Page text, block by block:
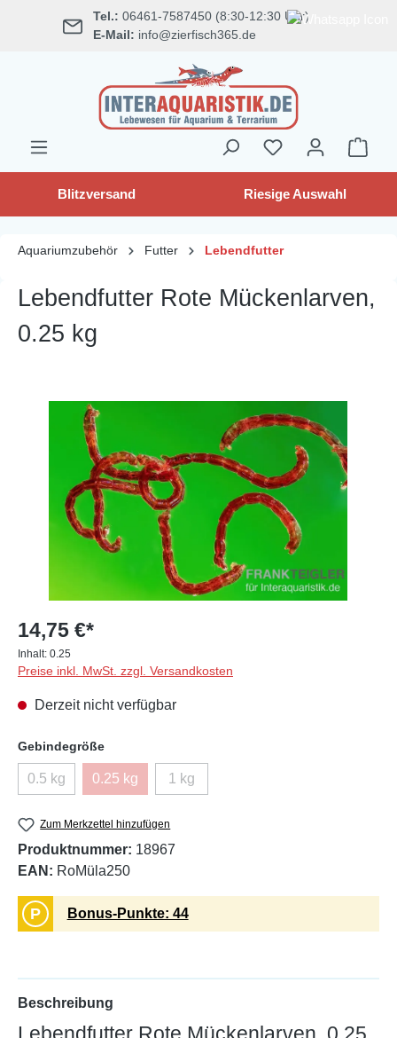
springen Tel.: 06461-7587450 (8:30-12:30 Uhr)
E-Mail: info@zierfisch365.de
Blitzversand Riesige Auswahl
Aquariumzubehör Futter Lebendfutter
Lebendfutter Rote Mückenlarven,
0.25 kg
Bildergalerie überspringen
14,75 €*
Inhalt: 0.25
Preise inkl. MwSt. zzgl. Versandkosten
Derzeit nicht verfügbar
Gebindegrößeauswählen
0.5 kg
(Diese Option ist zurzeit nicht verfügbar.)
0.25 kg
(Diese Option ist zurzeit nicht verfügbar.)
1 kg
(Diese Option ist zurzeit nicht
Zum Merkzettel hinzufügen
Produktnummer: 18967
EAN: RoMüla250
P Bonus-Punkte: 44
Beschreibung